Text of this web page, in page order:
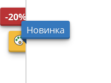
-20%
Новинка